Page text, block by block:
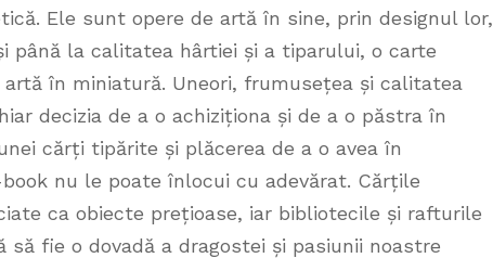
Ele sunt opere de artă în sine, prin designul lor,
la calitatea hârtiei și a tiparului, o carte
în miniatură. Uneori, frumusețea și calitatea
decizia de a o achiziționa și de a o păstra în
cărți tipărite și plăcerea de a o avea în
nu le poate înlocui cu adevărat. Cărțile
ca obiecte prețioase, iar bibliotecile și rafturile
fie o dovadă a dragostei și pasiunii noastre